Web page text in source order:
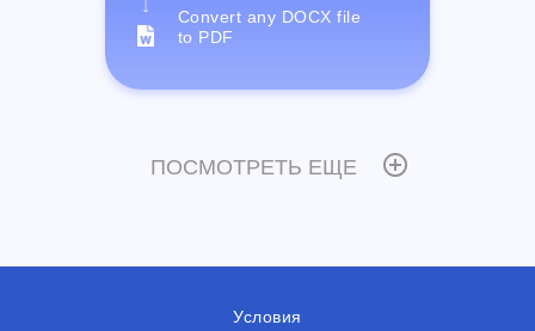
Convert any DOCX file
to PDF
ПОСМОТРЕТЬ ЕЩЕ
Условия